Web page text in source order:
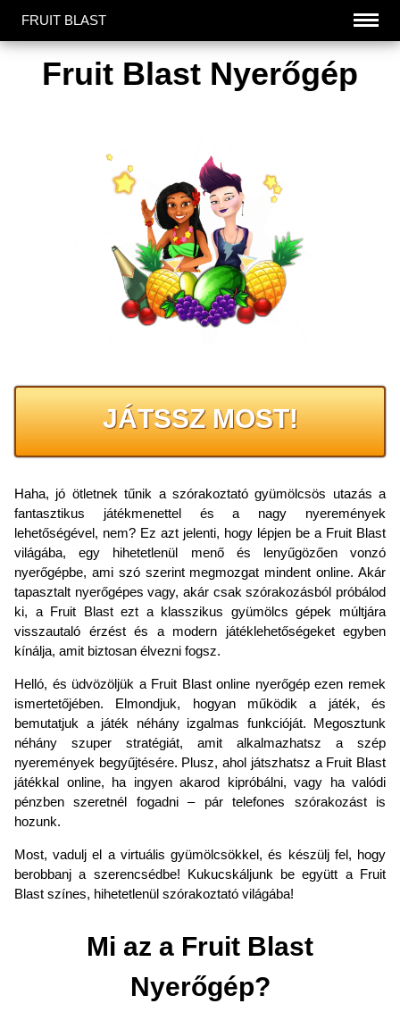
FRUIT BLAST
Fruit Blast Nyerőgép
JÁTSSZ MOST!
Haha, jó ötletnek tűnik a szórakoztató gyümölcsös utazás a
fantasztikus játékmenettel és a nagy nyeremények
lehetőségével, nem? Ez azt jelenti, hogy lépjen be a Fruit Blast
világába, egy hihetetlenül menő és lenyűgözően vonzó
nyerőgépbe, ami szó szerint megmozgat mindent online. Akár
tapasztalt nyerőgépes vagy, akár csak szórakozásból próbálod
ki, a Fruit Blast ezt a klasszikus gyümölcs gépek múltjára
visszautaló érzést és a modern játéklehetőségeket egyben
kínálja, amit biztosan élvezni fogsz.
Helló, és üdvözöljük a Fruit Blast online nyerőgép ezen remek
ismertetőjében. Elmondjuk, hogyan működik a játék, és
bemutatjuk a játék néhány izgalmas funkcióját. Megosztunk
néhány szuper stratégiát, amit alkalmazhatsz a szép
nyeremények begyűjtésére. Plusz, ahol játszhatsz a Fruit Blast
játékkal online, ha ingyen akarod kipróbálni, vagy ha valódi
pénzben szeretnél fogadni – pár telefones szórakozást is
hozunk.
Most, vadulj el a virtuális gyümölcsökkel, és készülj fel, hogy
berobbanj a szerencsédbe! Kukucskáljunk be együtt a Fruit
Blast színes, hihetetlenül szórakoztató világába!
Mi az a Fruit Blast
Nyerőgép?